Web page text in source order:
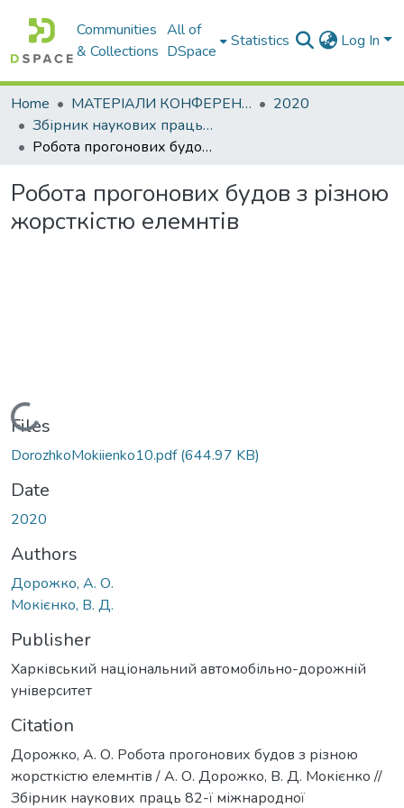
Communities
& Collections
All of
DSpace
Statistics Log In
Home МАТЕРІАЛИ КОНФЕРЕНЦІЙ
2020
Збірник наукових праць 82-ї міжнародної студентської наукової конференції. Секція Мости, конструкції та будівельна механіка
Робота прогонових будов з різною жорсткістю елемнтів
Робота прогонових будов з різною
жорсткістю елемнтів
Loading...
Files
DorozhkoMokiienko10.pdf(644.97 KB)
Date
2020
Authors
Дорожко, А. О.
Мокієнко, В. Д.
Publisher
Харківський національний автомобільно-дорожній
університет
Citation
Дорожко, А. О. Робота прогонових будов з різною
жорсткістю елемнтів / А. О. Дорожко, В. Д. Мокієнко //
Збірник наукових праць 82-ї міжнародної